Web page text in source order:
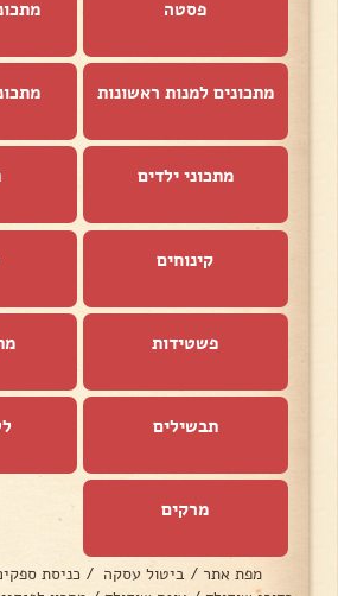
פסטה
מתכונים למנות ראשונות
מתכוני ילדים
קינוחים
פשטידות
תבשילים
מרקים
מפת אתר / ביטול עסקה / כניסת